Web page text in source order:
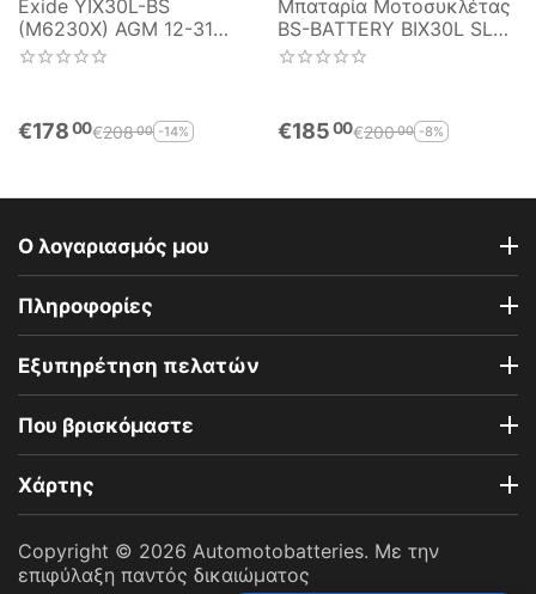
Exide YIX30L-BS
(M6230X) AGM 12-31
Ready Motorbike & Sport
€17800€20800 -14%
Μπαταρία Μοτοσυκλέτας
BS-BATTERY BIX30L SLA
31.6AH 400EN Αντιστοιχία
€18500€20000 -8%
Ο λογαριασμός μου
Πληροφορίες
Εξυπηρέτηση πελατών
Που βρισκόμαστε
Χάρτης
Copyright © 2026 Automotobatteries. Με την
επιφύλαξη παντός δικαιώματος